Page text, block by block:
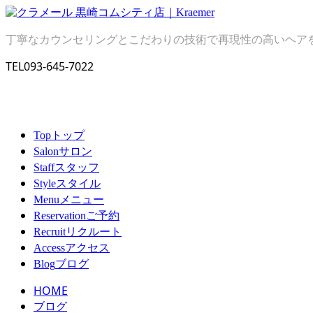
丁寧なカウンセリングとこだわりの技術で再現性の高いヘア
TEL093-645-7022
Top トップ
Salonサロン
Staffスタッフ
Styleスタイル
Menuメニュー
Reservationご予約
Recruitリクルート
Accessアクセス
Blogブログ
HOME
ブログ